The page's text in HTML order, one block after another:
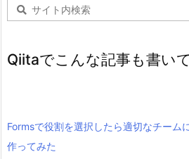
Qiitaでこんな記事も書い
Formsで役割を選択したら適切なチーム
作ってみた